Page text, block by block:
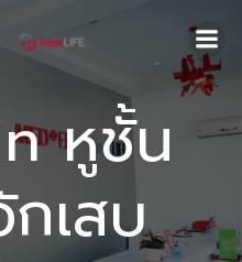
content
หูชั้น
เสบ